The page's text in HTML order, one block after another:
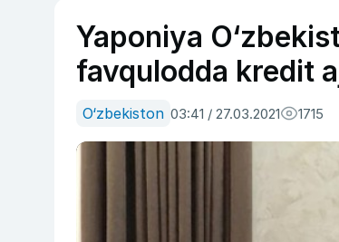
Yaponiya
favqulodda kredit
O‘zbekiston 03:41 / 27.03.2021 1715